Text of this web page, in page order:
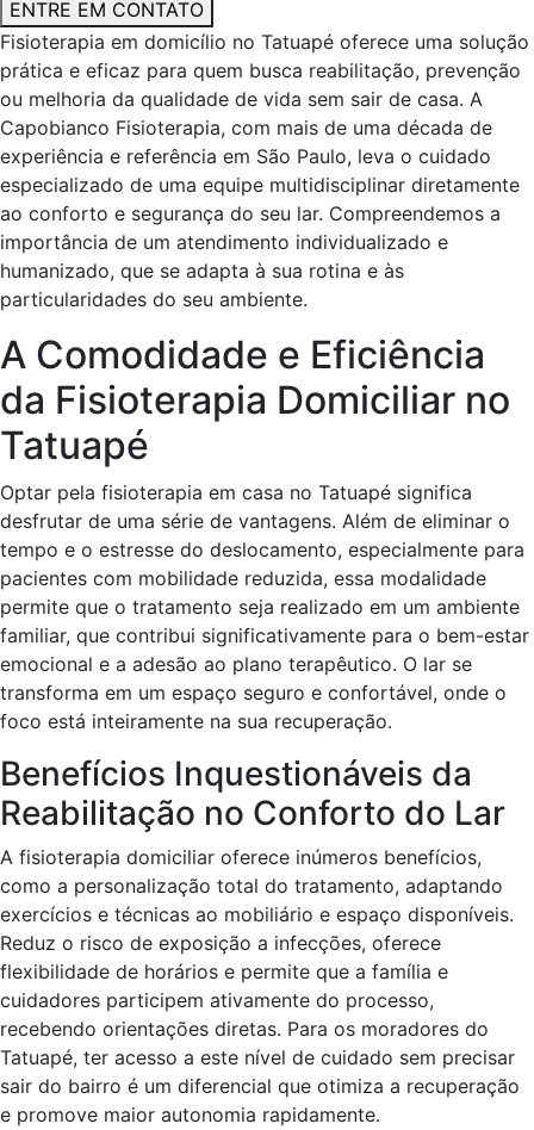
ENTRE EM CONTATO
Fisioterapia em domicílio no Tatuapé oferece uma solução
prática e eficaz para quem busca reabilitação, prevenção
ou melhoria da qualidade de vida sem sair de casa. A
Capobianco Fisioterapia, com mais de uma década de
experiência e referência em São Paulo, leva o cuidado
especializado de uma equipe multidisciplinar diretamente
ao conforto e segurança do seu lar. Compreendemos a
importância de um atendimento individualizado e
humanizado, que se adapta à sua rotina e às
particularidades do seu ambiente.
A Comodidade e Eficiência
da Fisioterapia Domiciliar no
Tatuapé
Optar pela fisioterapia em casa no Tatuapé significa
desfrutar de uma série de vantagens. Além de eliminar o
tempo e o estresse do deslocamento, especialmente para
pacientes com mobilidade reduzida, essa modalidade
permite que o tratamento seja realizado em um ambiente
familiar, que contribui significativamente para o bem-estar
emocional e a adesão ao plano terapêutico. O lar se
transforma em um espaço seguro e confortável, onde o
foco está inteiramente na sua recuperação.
Benefícios Inquestionáveis da
Reabilitação no Conforto do Lar
A fisioterapia domiciliar oferece inúmeros benefícios,
como a personalização total do tratamento, adaptando
exercícios e técnicas ao mobiliário e espaço disponíveis.
Reduz o risco de exposição a infecções, oferece
flexibilidade de horários e permite que a família e
cuidadores participem ativamente do processo,
recebendo orientações diretas. Para os moradores do
Tatuapé, ter acesso a este nível de cuidado sem precisar
sair do bairro é um diferencial que otimiza a recuperação
e promove maior autonomia rapidamente.